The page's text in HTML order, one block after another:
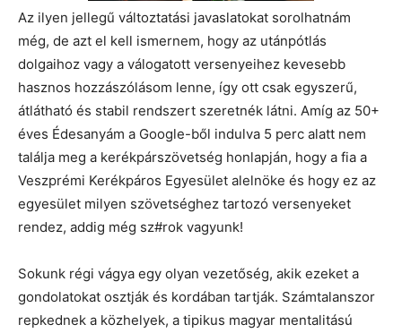
Az ilyen jellegű változtatási javaslatokat sorolhatnám
még, de azt el kell ismernem, hogy az utánpótlás
dolgaihoz vagy a válogatott versenyeihez kevesebb
hasznos hozzászólásom lenne, így ott csak egyszerű,
átlátható és stabil rendszert szeretnék látni. Amíg az 50+
éves Édesanyám a Google-ből indulva 5 perc alatt nem
találja meg a kerékpárszövetség honlapján, hogy a fia a
Veszprémi Kerékpáros Egyesület alelnöke és hogy ez az
egyesület milyen szövetséghez tartozó versenyeket
rendez, addig még sz#rok vagyunk!
Sokunk régi vágya egy olyan vezetőség, akik ezeket a
gondolatokat osztják és kordában tartják. Számtalanszor
repkednek a közhelyek, a tipikus magyar mentalitású